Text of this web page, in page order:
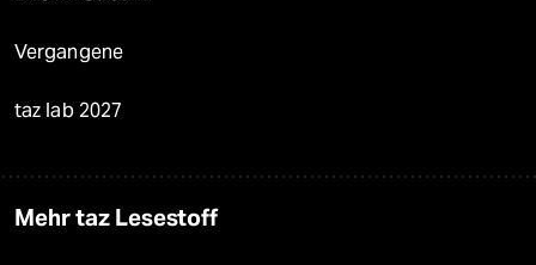
Vergangene
taz lab 2027
Mehr taz Lesestoff